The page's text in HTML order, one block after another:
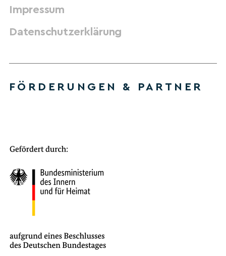
Impressum
Datenschutzerklärung
FÖRDERUNGEN & PARTNER